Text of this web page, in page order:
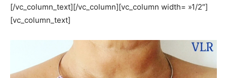
[/vc_column_text][/vc_column][vc_column width= »1/2″]
[vc_column_text]